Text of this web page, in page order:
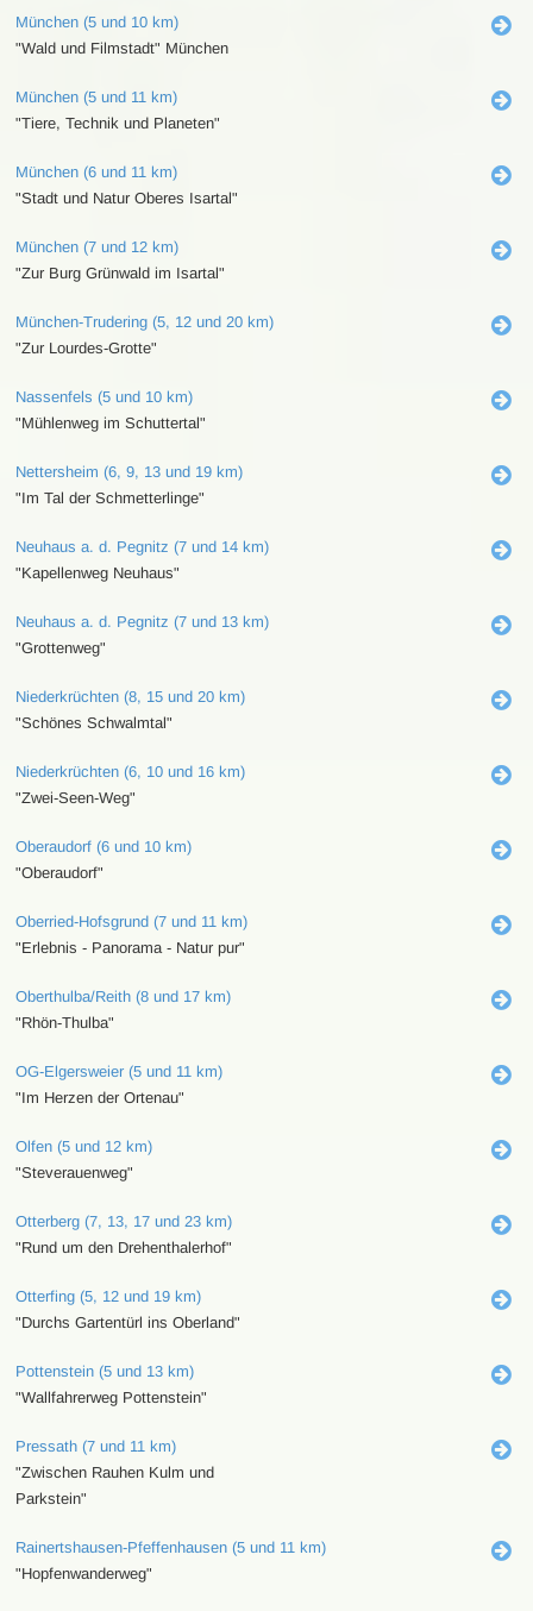
München (5 und 10 km)
"Wald und Filmstadt" München
München (5 und 11 km)
"Tiere, Technik und Planeten"
München (6 und 11 km)
"Stadt und Natur Oberes Isartal"
München (7 und 12 km)
"Zur Burg Grünwald im Isartal"
München-Trudering (5, 12 und 20 km)
"Zur Lourdes-Grotte"
Nassenfels (5 und 10 km)
"Mühlenweg im Schuttertal"
Nettersheim (6, 9, 13 und 19 km)
"Im Tal der Schmetterlinge"
Neuhaus a. d. Pegnitz (7 und 14 km)
"Kapellenweg Neuhaus"
Neuhaus a. d. Pegnitz (7 und 13 km)
"Grottenweg"
Niederkrüchten (8, 15 und 20 km)
"Schönes Schwalmtal"
Niederkrüchten (6, 10 und 16 km)
"Zwei-Seen-Weg"
Oberaudorf (6 und 10 km)
"Oberaudorf"
Oberried-Hofsgrund (7 und 11 km)
"Erlebnis - Panorama - Natur pur"
Oberthulba/Reith (8 und 17 km)
"Rhön-Thulba"
OG-Elgersweier (5 und 11 km)
"Im Herzen der Ortenau"
Olfen (5 und 12 km)
"Steverauenweg"
Otterberg (7, 13, 17 und 23 km)
"Rund um den Drehenthalerhof"
Otterfing (5, 12 und 19 km)
"Durchs Gartentürl ins Oberland"
Pottenstein (5 und 13 km)
"Wallfahrerweg Pottenstein"
Pressath (7 und 11 km)
"Zwischen Rauhen Kulm und
Parkstein"
Rainertshausen-Pfeffenhausen (5 und 11 km)
"Hopfenwanderweg"